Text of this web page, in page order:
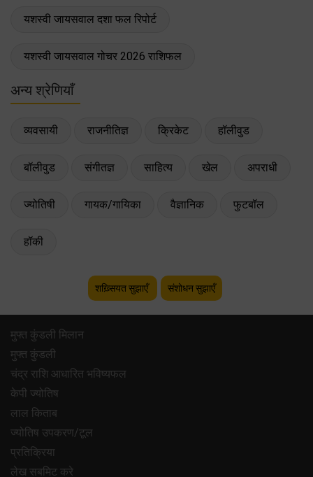
यशस्वी जायसवाल दशा फल रिपोर्ट
यशस्वी जायसवाल गोचर 2026 राशिफल
अन्य श्रेणियाँ
व्यवसायी राजनीतिज्ञ क्रिकेट हॉलीवुड
बॉलीवुड संगीतज्ञ साहित्य खेल अपराधी
ज्योतिषी गायक/गायिका वैज्ञानिक फुटबॉल
हॉकी
शख़्सियत सुझाएँ संशोधन सुझाएँ
मुफ्त कुंडली मिलान
मुफ्त कुंडली
चंद्र राशि आधारित भविष्यफल
केपी ज्योतिष
लाल किताब
ज्योतिष उपकरण/टूल
प्रतिक्रिया
लेख सबमिट करे